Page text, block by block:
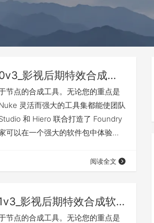
The Foundry Nuke 16.0v3_影视后期特效合成软件（Win&Mac&Linux）
节点的合成工具。无论您的重点是
灵活而强大的工具集都能使团队
和 Hiero 联合​​打造了 Foundry
可以在一个强大的软件包中体验无
方法 下载文件中包含详细的中文安
阅读全文
The Foundry Nuke 15.1v3_影视后期特效合成软件（Win&Mac&Linux）
节点的合成工具。无论您的重点是